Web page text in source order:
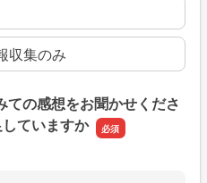
収集のみ
の感想をお聞かせくださ
ていますか